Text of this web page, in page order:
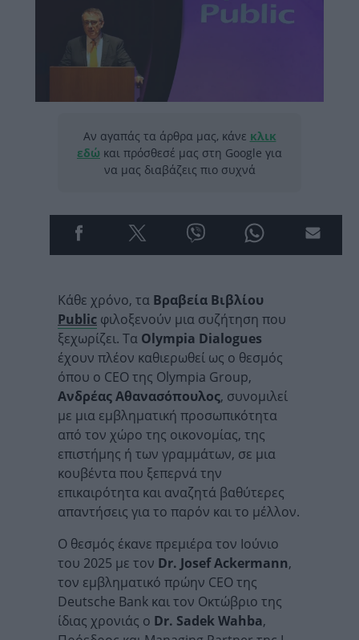
Αν αγαπάς τα άρθρα μας, κάνε κλικ
εδώ και πρόσθεσέ μας στη Google για
να μας διαβάζεις πιο συχνά
Κάθε χρόνο, τα Βραβεία Βιβλίου
Public φιλοξενούν μια συζήτηση που
ξεχωρίζει. Τα Olympia Dialogues
έχουν πλέον καθιερωθεί ως ο θεσμός
όπου ο CEO της Olympia Group,
Ανδρέας Αθανασόπουλος, συνομιλεί
με μια εμβληματική προσωπικότητα
από τον χώρο της οικονομίας, της
επιστήμης ή των γραμμάτων, σε μια
κουβέντα που ξεπερνά την
επικαιρότητα και αναζητά βαθύτερες
απαντήσεις για το παρόν και το μέλλον.
Ο θεσμός έκανε πρεμιέρα τον Ιούνιο
του 2025 με τον Dr. Josef Ackermann,
τον εμβληματικό πρώην CEO της
Deutsche Bank και τον Οκτώβριο της
ίδιας χρονιάς ο Dr. Sadek Wahba,